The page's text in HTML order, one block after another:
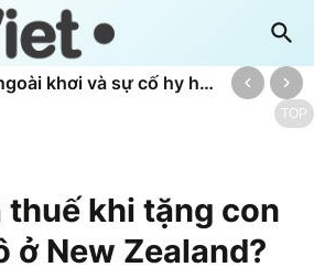
Động đất 6,2 độ ngoài khơi và sự cố hy hữu của hệ thống cảnh báo
TOP
thuế khi tặng con
ở New Zealand?